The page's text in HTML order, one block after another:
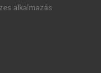
alkalmazás